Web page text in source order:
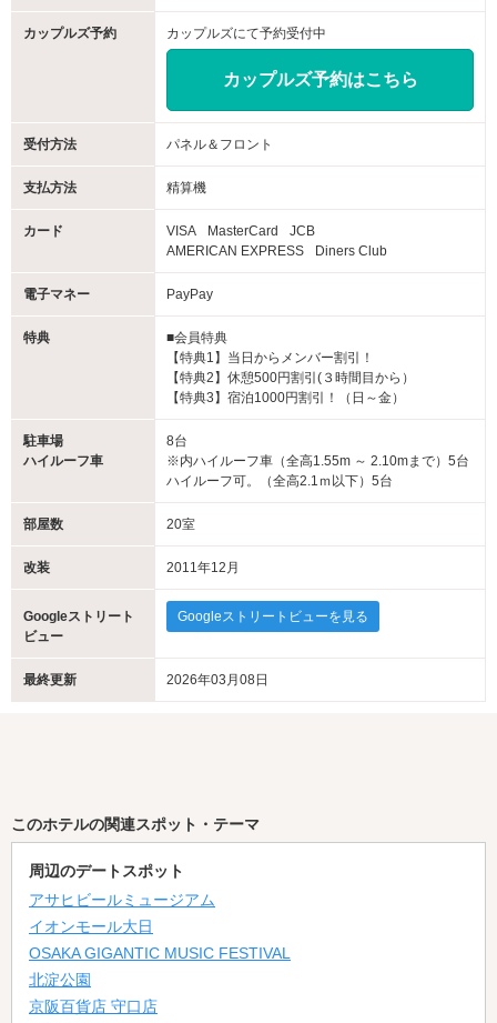
カップルズ予約 カップルズにて予約受付中
カップルズ予約はこちら
受付方法 パネル＆フロント
支払方法 精算機
カード VISA MasterCard
JCB
AMERICAN EXPRESS
Diners Club
電子マネー PayPay
特典
■会員特典
【特典1】当日からメンバー割引！
【特典2】休憩500円割引(３時間目から）
【特典3】宿泊1000円割引！（日～金）
駐車場
ハイルーフ車
8台
※内ハイルーフ車（全高1.55m ～ 2.10mまで）5台
ハイルーフ可。（全高2.1ｍ以下）5台
部屋数 20室
改装 2011年12月
Googleストリート
ビュー
Googleストリートビューを見る
最終更新 2026年03月08日
このホテルの関連スポット・テーマ
周辺のデートスポット
アサヒビールミュージアム
イオンモール大日
OSAKA GIGANTIC MUSIC FESTIVAL
北淀公園
京阪百貨店 守口店